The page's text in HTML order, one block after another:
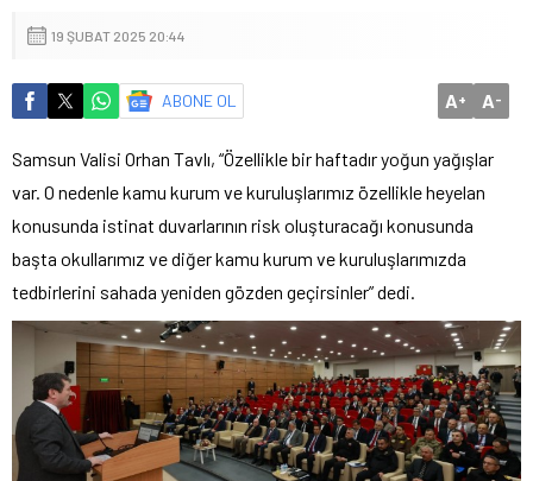
19 ŞUBAT 2025 20:44
ABONE OL A+ A-
Samsun Valisi Orhan Tavlı, “Özellikle bir haftadır yoğun yağışlar
var. O nedenle kamu kurum ve kuruluşlarımız özellikle heyelan
konusunda istinat duvarlarının risk oluşturacağı konusunda
başta okullarımız ve diğer kamu kurum ve kuruluşlarımızda
tedbirlerini sahada yeniden gözden geçirsinler” dedi.